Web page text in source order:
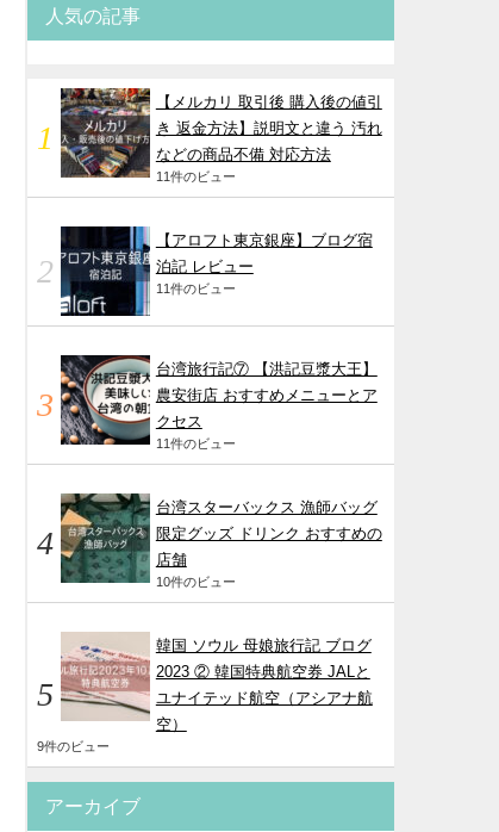
人気の記事
【メルカリ 取引後 購入後の値引
き 返金方法】説明文と違う 汚れ
などの商品不備 対応方法
11件のビュー
【アロフト東京銀座】ブログ宿
泊記 レビュー
11件のビュー
台湾旅行記⑦ 【洪記豆漿大王】
農安街店 おすすめメニューとア
クセス
11件のビュー
台湾スターバックス 漁師バッグ
限定グッズ ドリンク おすすめの
店舗
10件のビュー
韓国 ソウル 母娘旅行記 ブログ
2023 ② 韓国特典航空券 JALと
ユナイテッド航空（アシアナ航
空）
9件のビュー
アーカイブ